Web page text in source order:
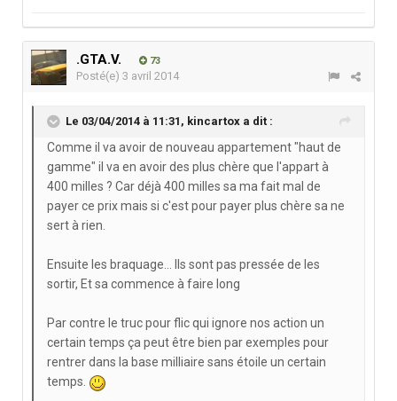
.GTA.V. 73
Posté(e) 3 avril 2014
Le 03/04/2014 à 11:31, kincartox a dit :
Comme il va avoir de nouveau appartement "haut de
gamme" il va en avoir des plus chère que l'appart à
400 milles ? Car déjà 400 milles sa ma fait mal de
payer ce prix mais si c'est pour payer plus chère sa ne
sert à rien.
Ensuite les braquage... Ils sont pas pressée de les
sortir, Et sa commence à faire long
Par contre le truc pour flic qui ignore nos action un
certain temps ça peut être bien par exemples pour
rentrer dans la base milliaire sans étoile un certain
temps.